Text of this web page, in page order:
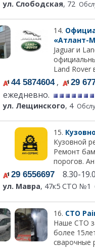
ул. Слободская, 72
14.
«Атлант-
Jaguar и
Land Rover
44 5874604, 29
ежедневно.
ул. Лещинского, 4
15.
Кузовной
Ремонт
порогов.
29 6556697 8.30-
ул. Мавра, 47к5 СТО №1
16. СТО
Наше СТО
более
сварочные